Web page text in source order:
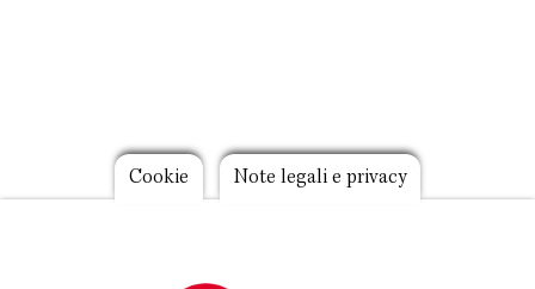
Footer
Cookie Note legali e privacy